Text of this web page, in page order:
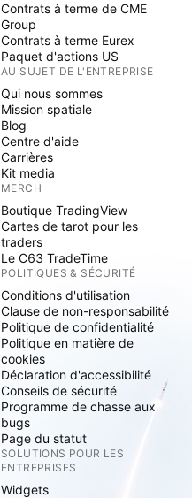
Contrats à terme de CME
Group
Contrats à terme Eurex
Paquet d'actions US
AU SUJET DE L'ENTREPRISE
Qui nous sommes
Mission spatiale
Blog
Centre d'aide
Carrières
Kit media
MERCH
Boutique TradingView
Cartes de tarot pour les
traders
Le C63 TradeTime
POLITIQUES & SÉCURITÉ
Conditions d'utilisation
Clause de non-responsabilité
Politique de confidentialité
Politique en matière de
cookies
Déclaration d'accessibilité
Conseils de sécurité
Programme de chasse aux
bugs
Page du statut
SOLUTIONS POUR LES
ENTREPRISES
Widgets